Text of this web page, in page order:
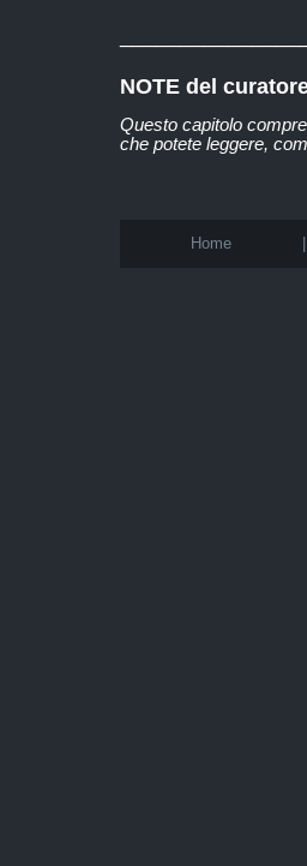
NOTE del
Questo capitolo
che potete leggere,
Home